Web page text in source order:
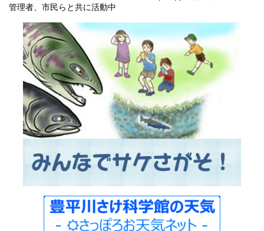
管理者、市民らと共に活動中